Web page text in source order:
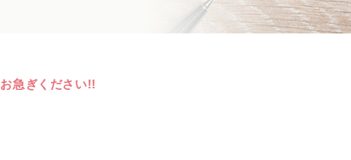
お急ぎください!!